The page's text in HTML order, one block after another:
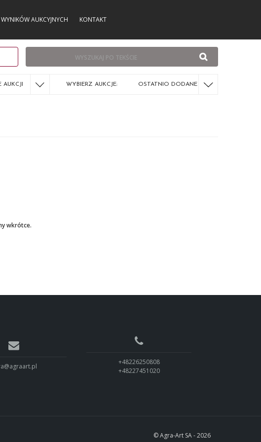
AUKCYJNYCH KONTAKT
AUKCJI WYBIERZ AUKCJE: OSTATNIO DODANE
wkrótce.
+48226250808
+48227451020
© Agra-Art SA - 2026